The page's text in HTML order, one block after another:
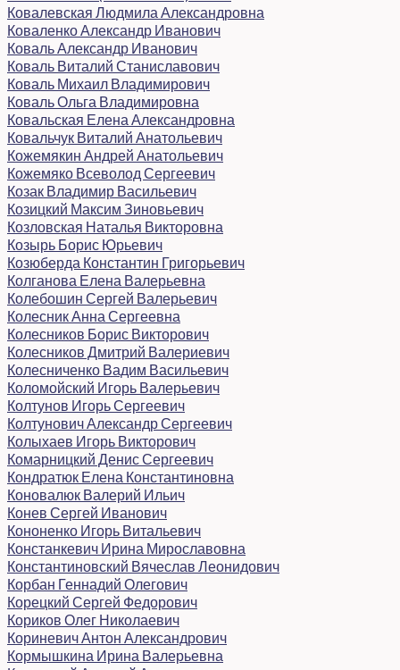
Ковалевская Людмила Александровна
Коваленко Александр Иванович
Коваль Александр Иванович
Коваль Виталий Станиславович
Коваль Михаил Владимирович
Коваль Ольга Владимировна
Ковальская Елена Александровна
Ковальчук Виталий Анатольевич
Кожемякин Андрей Анатольевич
Кожемяко Всеволод Сергеевич
Козак Владимир Васильевич
Козицкий Максим Зиновьевич
Козловская Наталья Викторовна
Козырь Борис Юрьевич
Козюберда Константин Григорьевич
Колганова Елена Валерьевна
Колебошин Сергей Валерьевич
Колесник Анна Сергеевна
Колесников Борис Викторович
Колесников Дмитрий Валериевич
Колесниченко Вадим Васильевич
Коломойский Игорь Валерьевич
Колтунов Игорь Сергеевич
Колтунович Александр Сергеевич
Колыхаев Игорь Викторович
Комарницкий Денис Сергеевич
Кондратюк Елена Константиновна
Коновалюк Валерий Ильич
Конев Сергей Иванович
Кононенко Игорь Витальевич
Констанкевич Ирина Мирославовна
Константиновский Вячеслав Леонидович
Корбан Геннадий Олегович
Корецкий Сергей Федорович
Кориков Олег Николаевич
Кориневич Антон Александрович
Кормышкина Ирина Валерьевна